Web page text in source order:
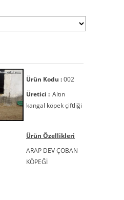
Ürün Kodu :002
Üretici : Altın
kangal köpek çiftliği
Ürün Özellikleri
ARAP DEV ÇOBAN
KÖPEĞİ